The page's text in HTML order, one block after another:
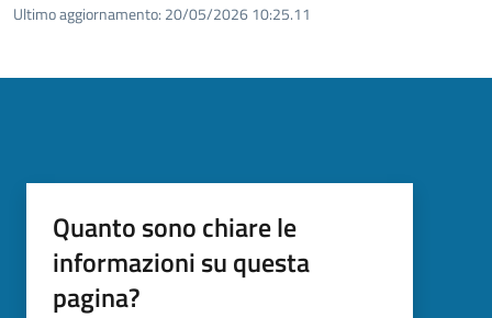
Ultimo aggiornamento: 20/05/2026 10:25.11
Quanto sono chiare le
informazioni su questa
pagina?